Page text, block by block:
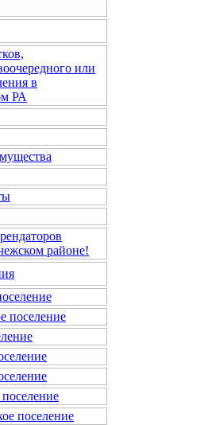
или
в
РА
районе!
поселение
поселение
поселение